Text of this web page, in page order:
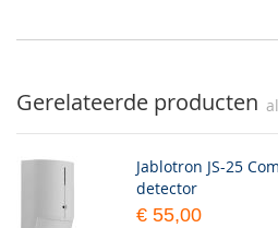
Gerelateerde producten
Jablotron JS-25
detector
€ 55,00